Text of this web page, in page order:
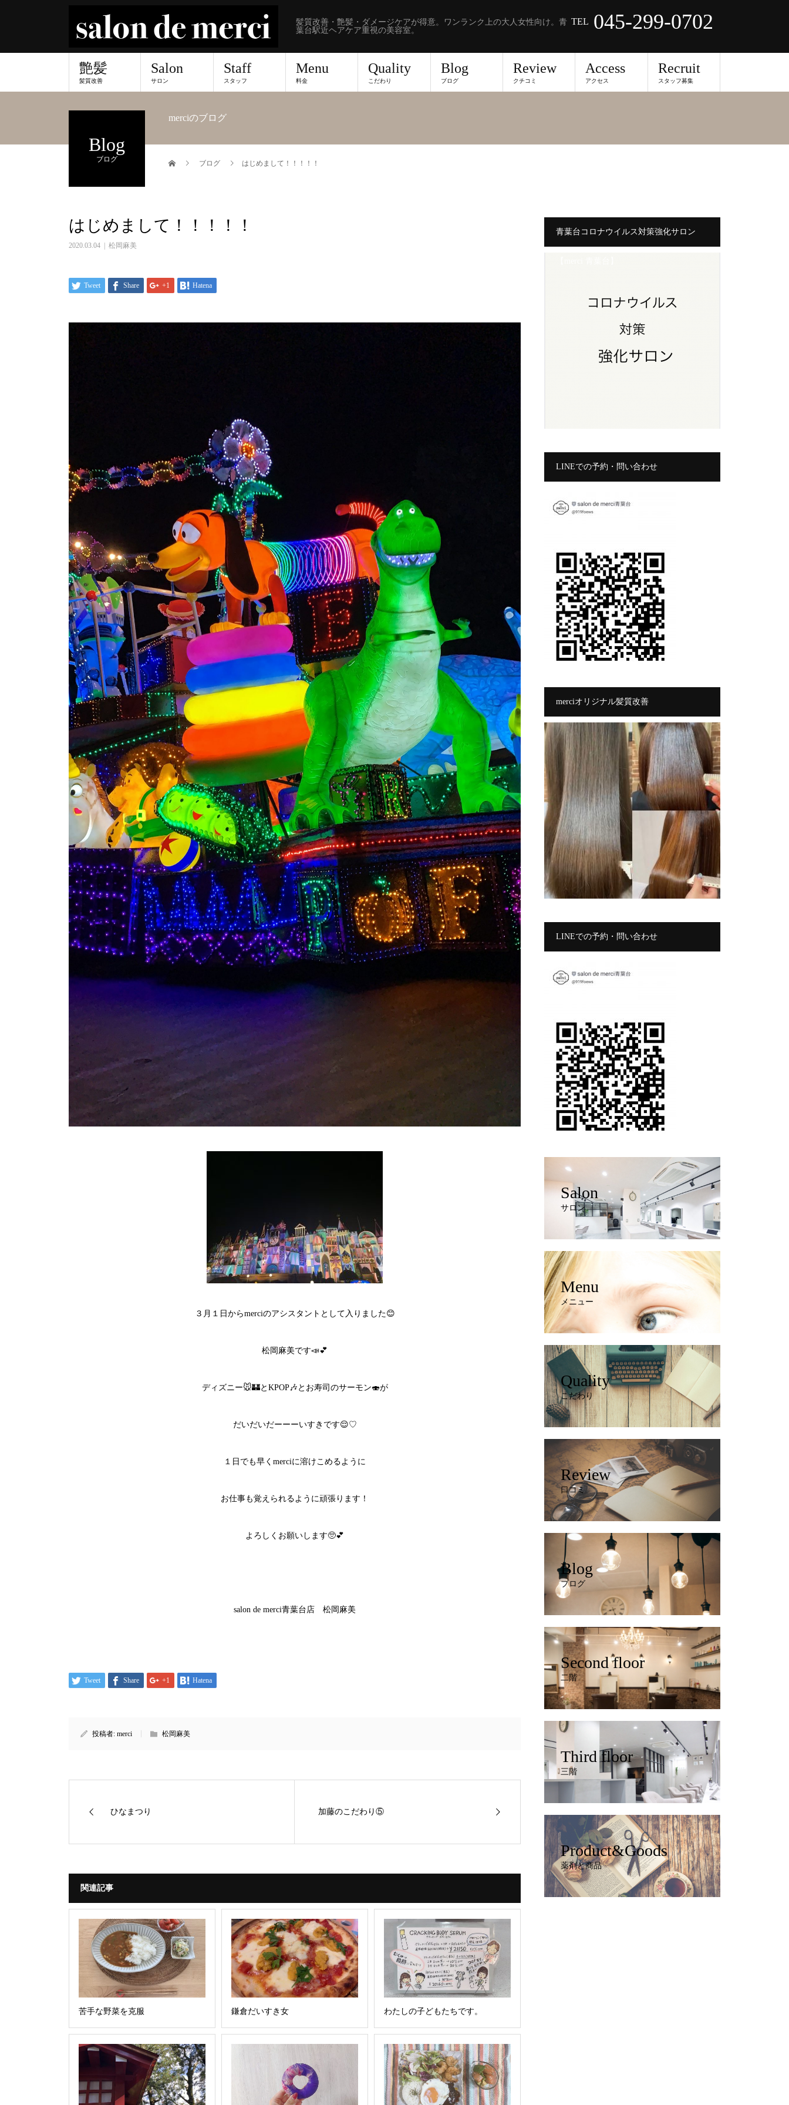
髪質改善・艶髪・ダメージケアが得意。ワンランク上の大人女性向け。青
葉台駅近ヘアケア重視の美容室。
TEL 045-299-0702
艶髪
髪質改善
Salon
サロン
Staff
スタッフ
Menu
料金
Quality
こだわり
Blog
ブログ
Review
クチコミ
Access
アクセス
Recruit
スタッフ募集
Blog
ブログ
merciのブログ
ブログ はじめまして！！！！！
はじめまして！！！！！
2020.03.04 松岡麻美
Tweet Share +1 Hatena
３月１日からmerciのアシスタントとして入りました😊
松岡麻美です📣💕
ディズニー🐭🏰とKPOP🎶とお寿司のサーモン🍣が
だいだいだーーーいすきです😌♡
１日でも早くmerciに溶けこめるように
お仕事も覚えられるように頑張ります！
よろしくお願いします🥺💕
salon de merci青葉台店 松岡麻美
Tweet Share +1 Hatena
投稿者: merci 松岡麻美
ひなまつり 加藤のこだわり⑤
関連記事
苦手な野菜を克服 鎌倉だいすき女 わたしの子どもたちです。
青葉台コロナウイルス対策強化サロン
LINEでの予約・問い合わせ
merciオリジナル髪質改善
LINEでの予約・問い合わせ
Salon
サロン
Menu
メニュー
Quality
こだわり
Review
口コミ
Blog
ブログ
Second floor
二階
Third floor
三階
Product&Goods
薬剤と商品